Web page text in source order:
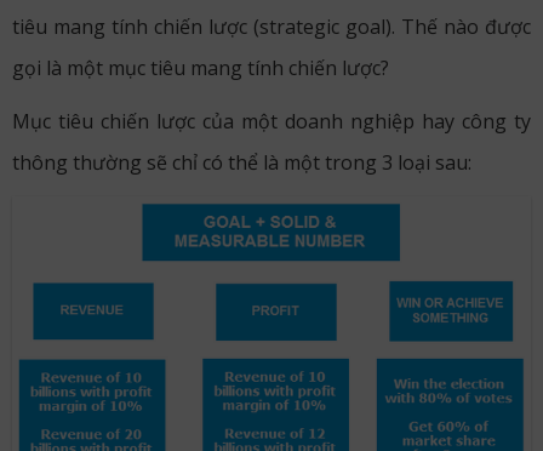
tiêu mang tính chiến lược (strategic goal). Thế nào được
gọi là một mục tiêu mang tính chiến lược?
Mục tiêu chiến lược của một doanh nghiệp hay công ty
thông thường sẽ chỉ có thể là một trong 3 loại sau: